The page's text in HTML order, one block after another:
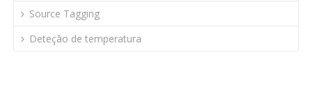
Source Tagging
Deteção de temperatura